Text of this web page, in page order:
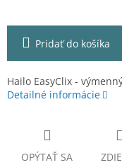
Pridať do košíka
Hailo EasyClix -
Detailné informácie
OPÝTAŤ SA